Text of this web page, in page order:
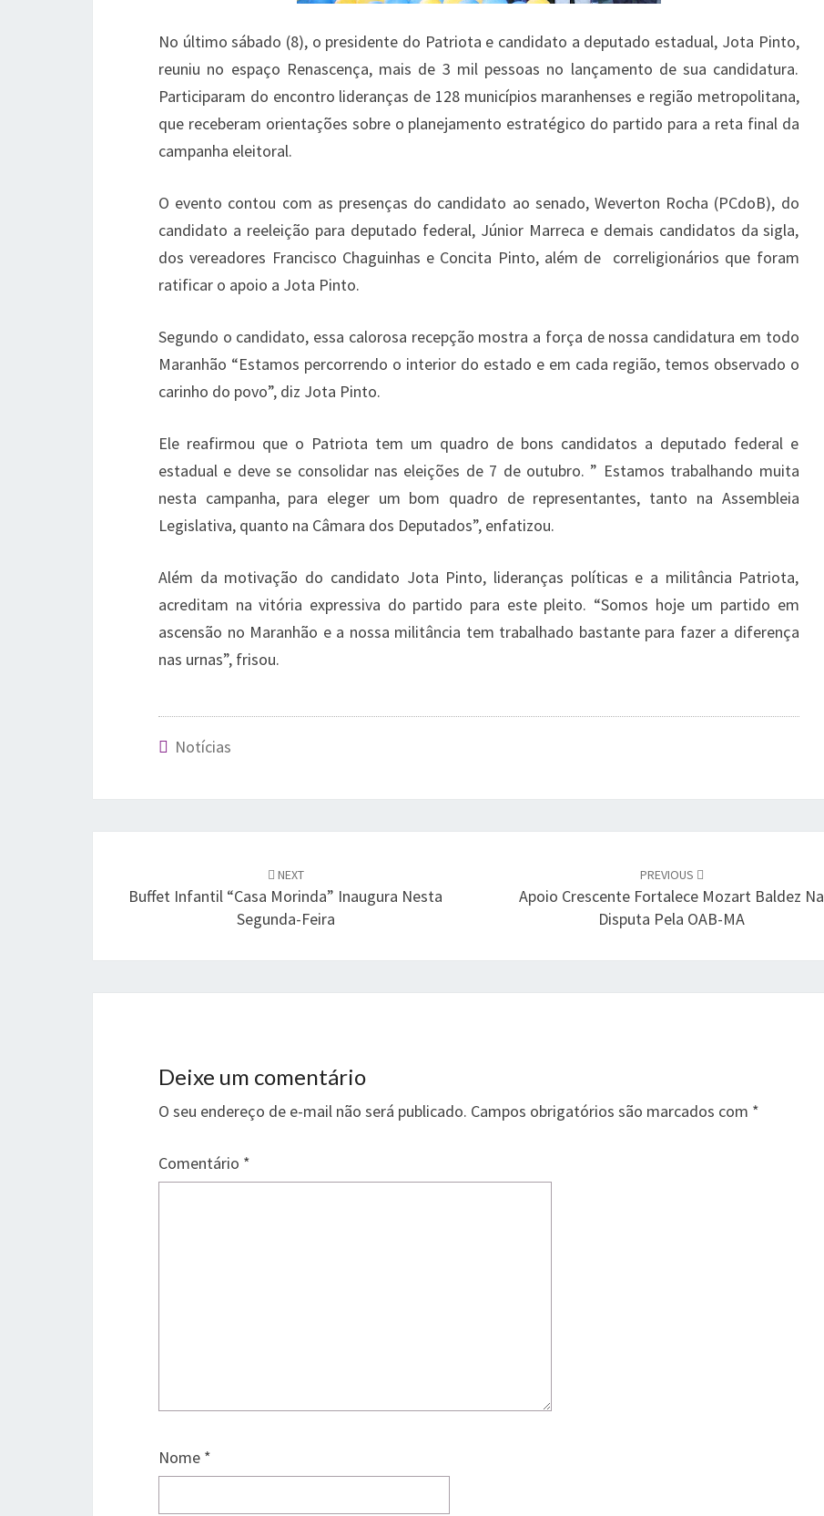
No último sábado (8), o presidente do Patriota e candidato a deputado estadual, Jota Pinto,
reuniu no espaço Renascença, mais de 3 mil pessoas no lançamento de sua candidatura.
Participaram do encontro lideranças de 128 municípios maranhenses e região metropolitana,
que receberam orientações sobre o planejamento estratégico do partido para a reta final da
campanha eleitoral.
O evento contou com as presenças do candidato ao senado, Weverton Rocha (PCdoB), do
candidato a reeleição para deputado federal, Júnior Marreca e demais candidatos da sigla,
dos vereadores Francisco Chaguinhas e Concita Pinto, além de correligionários que foram
ratificar o apoio a Jota Pinto.
Segundo o candidato, essa calorosa recepção mostra a força de nossa candidatura em todo
Maranhão “Estamos percorrendo o interior do estado e em cada região, temos observado o
carinho do povo”, diz Jota Pinto.
Ele reafirmou que o Patriota tem um quadro de bons candidatos a deputado federal e
estadual e deve se consolidar nas eleições de 7 de outubro. ” Estamos trabalhando muita
nesta campanha, para eleger um bom quadro de representantes, tanto na Assembleia
Legislativa, quanto na Câmara dos Deputados”, enfatizou.
Além da motivação do candidato Jota Pinto, lideranças políticas e a militância Patriota,
acreditam na vitória expressiva do partido para este pleito. “Somos hoje um partido em
ascensão no Maranhão e a nossa militância tem trabalhado bastante para fazer a diferença
nas urnas”, frisou.
Notícias
NEXT
Buffet Infantil “Casa Morinda” Inaugura Nesta
Segunda-Feira
PREVIOUS
Apoio Crescente Fortalece Mozart Baldez Na
Disputa Pela OAB-MA
Deixe um comentário
O seu endereço de e-mail não será publicado. Campos obrigatórios são marcados com *
Comentário *
Nome *